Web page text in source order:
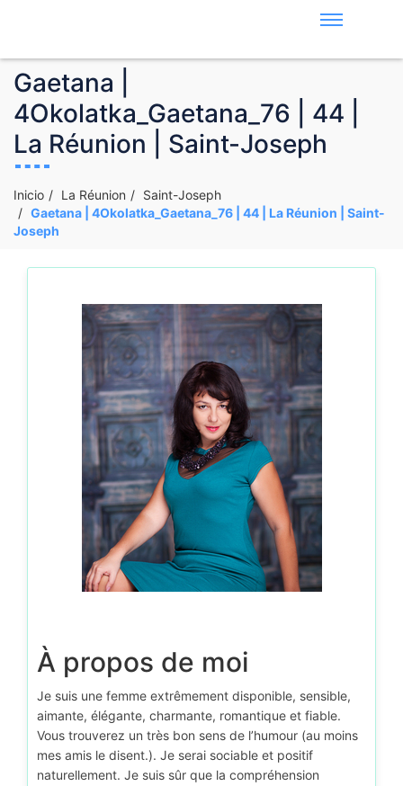
Gaetana |
4Okolatka_Gaetana_76 | 44 |
La Réunion | Saint-Joseph
Inicio La Réunion
Saint-Joseph
Gaetana | 4Okolatka_Gaetana_76 | 44 | La Réunion | Saint-
Joseph
À propos de moi
Je suis une femme extrêmement disponible, sensible,
aimante, élégante, charmante, romantique et fiable.
Vous trouverez un très bon sens de l’humour (au moins
mes amis le disent.). Je serai sociable et positif
naturellement. Je suis sûr que la compréhension